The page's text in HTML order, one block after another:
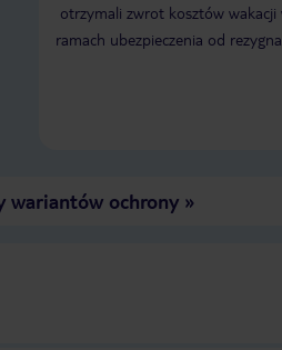
otrzymali zwrot kosztów wakacji
ramach ubezpieczenia od
wariantów ochrony»